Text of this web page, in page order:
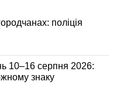
поліція
10–16 серпня 2026:
знаку